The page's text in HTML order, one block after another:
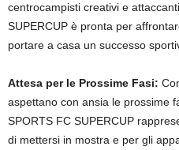
centrocampisti creativi e
SUPERCUP è pronta per
portare a casa un successo
Attesa per le Prossime Fasi:
aspettano con ansia le prossime
SPORTS FC SUPERCUP
di mettersi in mostra e per gli